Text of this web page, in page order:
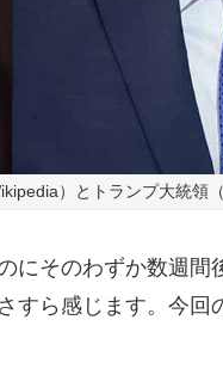
）とトランプ大統領
にそのわずか数週間
すら感じます。今回